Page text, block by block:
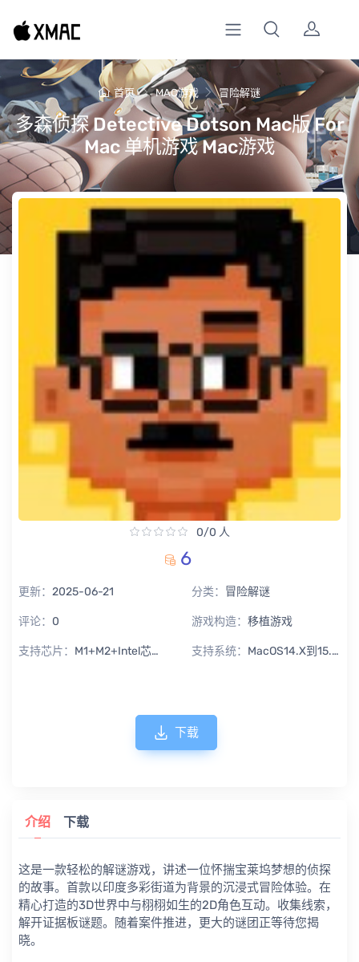
首页 MAC游戏 冒险解谜
多森侦探 Detective Dotson Mac版 For
Mac 单机游戏 Mac游戏
0/0 人
6
更新： 2025-06-21 分类： 冒险解谜
评论： 0 游戏构造： 移植游戏
支持芯片： M1+M2+Intel芯片通用 支持系统： MacOS14.X到15.X Sequoia
下载
介绍 下载
这是一款轻松的解谜游戏，讲述一位怀揣宝莱坞梦想的侦探
的故事。首款以印度多彩街道为背景的沉浸式冒险体验。在
精心打造的3D世界中与栩栩如生的2D角色互动。收集线索，
解开证据板谜题。随着案件推进，更大的谜团正等待您揭
晓。